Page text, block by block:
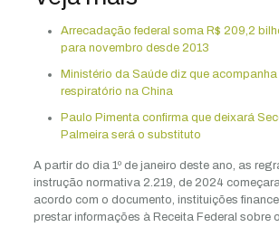
Arrecadação federal soma R$ 209,2
para novembro desde 2013
Ministério da Saúde diz que
respiratório na China
Paulo Pimenta confirma que deixará
Palmeira será o substituto
A partir do dia 1º de janeiro deste ano, as
instrução normativa 2.219, de 2024
acordo com o documento, instituições
prestar informações à Receita Federal sobre